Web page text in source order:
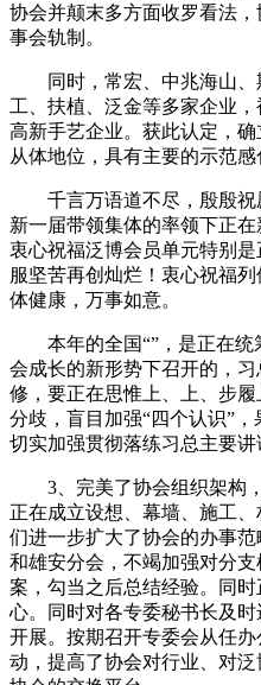
协会并颠末多方面收罗看法
事会轨制。
同时，常宏、中兆海山、
工、扶植、泛金等多家企业
高新手艺企业。获此认定，
从体地位，具有主要的示范感
千言万语道不尽，殷殷祝
新一届带领集体的率领下正
衷心祝福泛博会员单元特别
服坚苦再创灿烂！衷心祝福
体健康，万事如意。
本年的全国“”，是正在统
会成长的新形势下召开的，
修，要正在思惟上、上、步
分歧，盲目加强“四个认识”，
切实加强贯彻落练习总主要讲
3、完美了协会组织架构，
正在成立设想、幕墙、施工
们进一步扩大了协会的办事
和雄安分会，不竭加强对分
案，勾当之后总结经验。同
心。同时对各专委秘书长及
开展。按期召开专委会从任
动，提高了协会对行业、对